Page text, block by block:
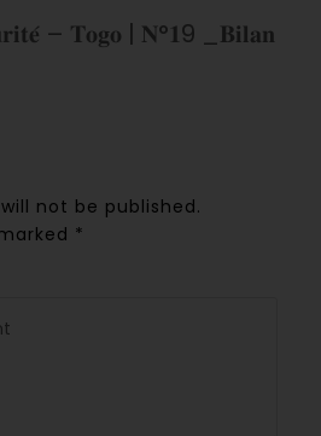
– 𝐓𝐨𝐠𝐨 | 𝐍°𝟏9 _𝐁𝐢𝐥𝐚𝐧
not be published.
*